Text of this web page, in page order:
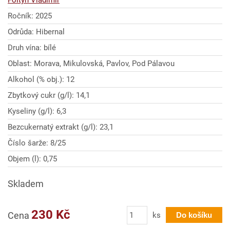
Ročník: 2025
Odrůda: Hibernal
Druh vína: bílé
Oblast: Morava, Mikulovská, Pavlov, Pod Pálavou
Alkohol (% obj.): 12
Zbytkový cukr (g/l): 14,1
Kyseliny (g/l): 6,3
Bezcukernatý extrakt (g/l): 23,1
Číslo šarže: 8/25
Objem (l): 0,75
Skladem
Cena 230 Kč Počet ks Do košíku